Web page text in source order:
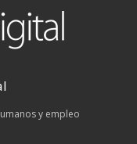
y empleo